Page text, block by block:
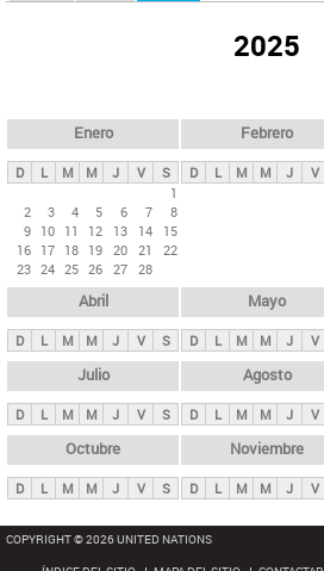
ds
p
n
i
p
a
l
s
2025
Enero
D L M M J V
S
1
2
3 4 5 6 7
8
9 10 11 12 13 14
15
16 17 18 19 20 21
22
23 24 25 26 27 28
Febrero
D L M M J V
Abril
D L M M J V S
Mayo
D L M M J V
Julio
D L M M J V S
Agosto
D L M M J V
Octubre
D L M M J V S
Noviembre
D L M M J V
COPYRIGHT © 2026 UNITED NATIONS